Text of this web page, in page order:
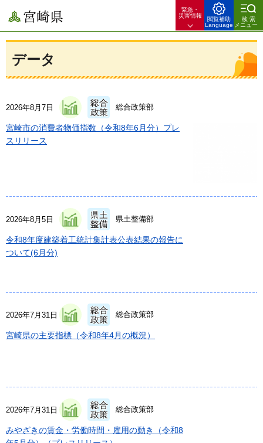
宮崎県
緊急・
災害情報
閲覧補助
Language
検索
メニュー
データ
2026年8月7日 総合政策部
宮崎市の消費者物価指数（令和8年6月分）プレ
スリリース
2026年8月5日 県土整備部
令和8年度建築着工統計集計表公表結果の報告に
ついて(6月分)
2026年7月31日 総合政策部
宮崎県の主要指標（令和8年4月の概況）
2026年7月31日 総合政策部
みやざきの賃金・労働時間・雇用の動き（令和8